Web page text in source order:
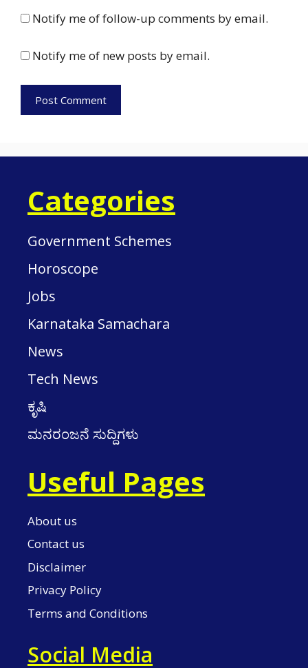
Notify me of follow-up comments by email.
Notify me of new posts by email.
Categories
Government Schemes
Horoscope
Jobs
Karnataka Samachara
News
Tech News
ಕೃಷಿ
ಮನರಂಜನೆ ಸುದ್ದಿಗಳು
Useful Pages
About us
Contact us
Disclaimer
Privacy Policy
Terms and Conditions
Social Media